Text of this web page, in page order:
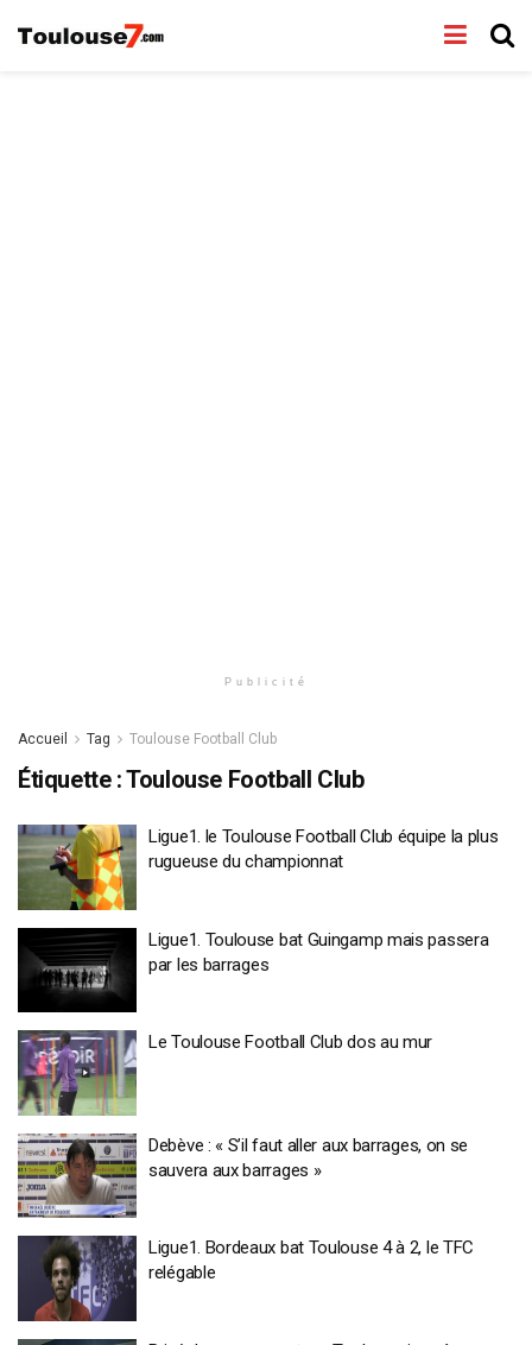
Publicité
Accueil Tag Toulouse Football Club
Étiquette :Toulouse Football Club
Ligue1. le Toulouse Football Club équipe la plus
rugueuse du championnat
Ligue1. Toulouse bat Guingamp mais passera
par les barrages
Le Toulouse Football Club dos au mur
Debève : « S’il faut aller aux barrages, on se
sauvera aux barrages »
Ligue1. Bordeaux bat Toulouse 4 à 2, le TFC
relégable